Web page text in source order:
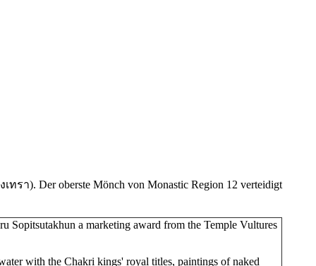
เทรา). Der oberste Mönch von Monastic Region 12 verteidigt
Sopitsutakhun a marketing award from the Temple Vultures
with the Chakri kings' royal titles, paintings of naked